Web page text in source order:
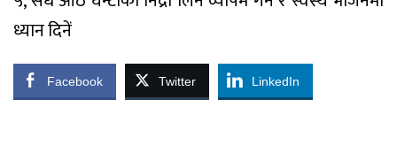
ध्यान दिनें
Facebook Twitter LinkedIn